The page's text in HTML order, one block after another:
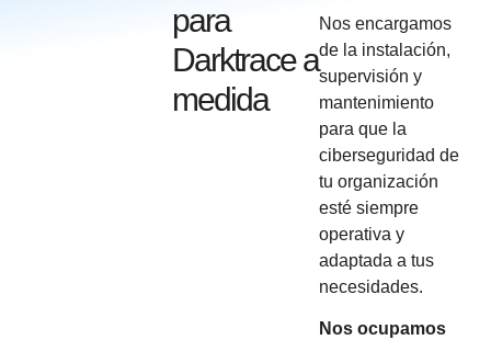
para
Darktrace a
medida
Nos encargamos
de la instalación,
supervisión y
mantenimiento
para que la
ciberseguridad de
tu organización
esté siempre
operativa y
adaptada a tus
necesidades.
Nos ocupamos